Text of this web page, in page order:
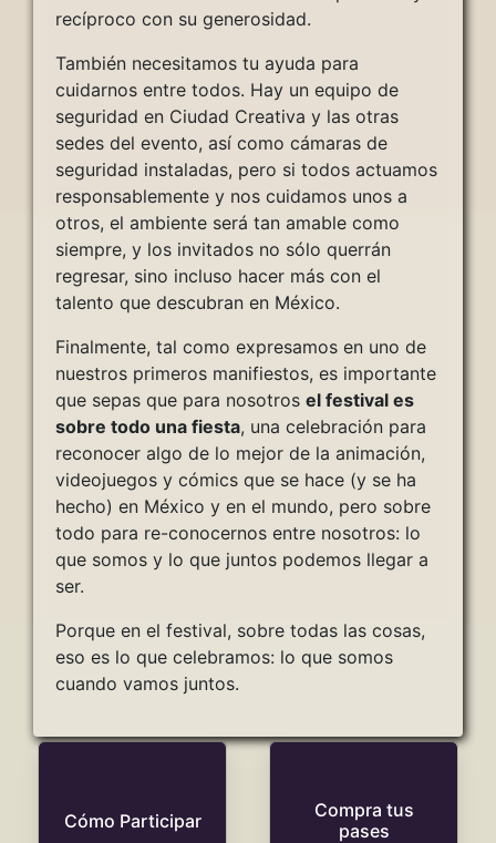
recíproco con su generosidad.
También necesitamos tu ayuda para
cuidarnos entre todos. Hay un equipo de
seguridad en Ciudad Creativa y las otras
sedes del evento, así como cámaras de
seguridad instaladas, pero si todos actuamos
responsablemente y nos cuidamos unos a
otros, el ambiente será tan amable como
siempre, y los invitados no sólo querrán
regresar, sino incluso hacer más con el
talento que descubran en México.
Finalmente, tal como expresamos en uno de
nuestros primeros manifiestos, es importante
que sepas que para nosotros el festival es
sobre todo una fiesta, una celebración para
reconocer algo de lo mejor de la animación,
videojuegos y cómics que se hace (y se ha
hecho) en México y en el mundo, pero sobre
todo para re-conocernos entre nosotros: lo
que somos y lo que juntos podemos llegar a
ser.
Porque en el festival, sobre todas las cosas,
eso es lo que celebramos: lo que somos
cuando vamos juntos.
Cómo Participar
Compra tus
pases